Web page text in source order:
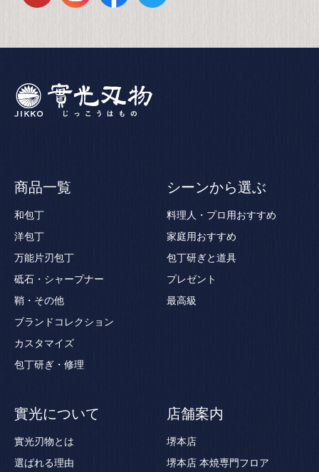
商品一覧
和包丁
洋包丁
万能片刃包丁
砥石・シャープナー
鞘・その他
ブランドコレクション
カスタマイズ
包丁研ぎ・修理
シーンから選ぶ
料理人・プロ用おすすめ
家庭用おすすめ
包丁研ぎと道具
プレゼント
最高級
實光について
實光刃物とは
選ばれる理由
店舗案内
堺本店
堺本店 本焼専門フロア